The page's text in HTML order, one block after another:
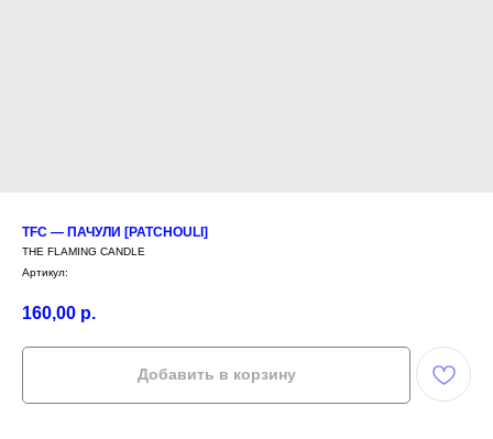
TFC — ПАЧУЛИ [PATCHOULI]
THE FLAMING CANDLE
Артикул:
160,00 р.
Добавить в корзину